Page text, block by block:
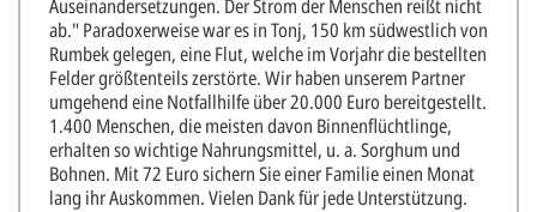
Auseinandersetzungen. Der Strom der Menschen reißt nicht
ab." Paradoxerweise war es in Tonj, 150 km südwestlich von
Rumbek gelegen, eine Flut, welche im Vorjahr die bestellten
Felder größtenteils zerstörte. Wir haben unserem Partner
umgehend eine Notfallhilfe über 20.000 Euro bereitgestellt.
1.400 Menschen, die meisten davon Binnenflüchtlinge,
erhalten so wichtige Nahrungsmittel, u. a. Sorghum und
Bohnen. Mit 72 Euro sichern Sie einer Familie einen Monat
lang ihr Auskommen. Vielen Dank für jede Unterstützung.